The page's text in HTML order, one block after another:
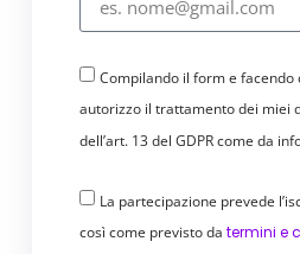
Compilando il form e facendo
autorizzo il trattamento dei miei
dell’art. 13 del GDPR come da
La partecipazione prevede
così come previsto da termini e